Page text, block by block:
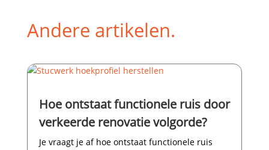
Andere artikelen.
Hoe ontstaat functionele ruis door
verkeerde renovatie volgorde?
Je vraagt je af hoe ontstaat functionele ruis